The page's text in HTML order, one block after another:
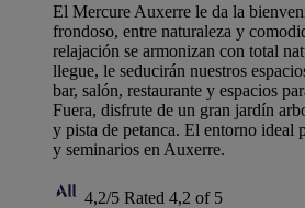
El Mercure Auxerre le da la
frondoso, entre naturaleza y
relajación se armonizan con total
llegue, le seducirán nuestros
bar, salón, restaurante y espacios
Fuera, disfrute de un gran jardín
y pista de petanca. El entorno ideal
y seminarios en Auxerre.
4,2/5 Rated 4,2 of 5